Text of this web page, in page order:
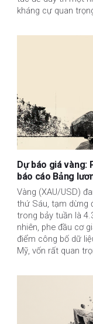
kháng cự quan
Dự báo giá vàng:
báo cáo Bảng
Vàng (XAU/USD)
thứ Sáu, tạm dừng
trong bảy tuần là
nhiên, phe đầu cơ
điểm công bố dữ
Mỹ, vốn rất quan